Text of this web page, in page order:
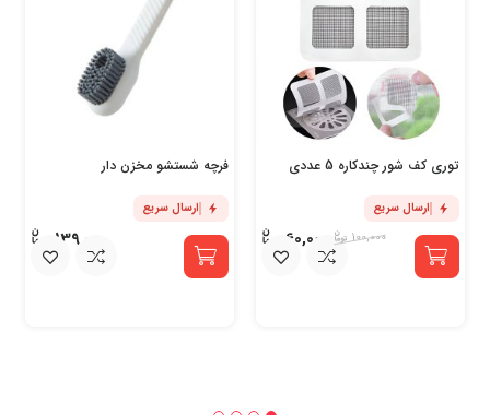
توری کف شور چندکاره 5 عددی
ارسال سریع
100,000
60,000
فرچه شستشو مخزن دار
ارسال سریع
139,000